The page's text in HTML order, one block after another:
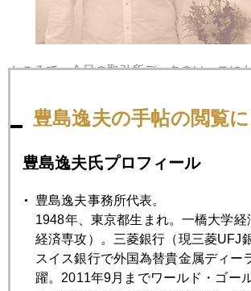
ところで、今日の取引所データのソースに
オーカーが電撃結婚した。（日本でも毎年
きているから、ご存じの読者も多かろう。
ー」であったアンドレア。元ＣＮＮキャス
急に思い立って２６時間後に入籍したとい
真は南アのゲーム・パーク（野生動物のパ
ッターで呟いたら、彼がこれまで独身とは
声多し。まぁ、来日すると六本木の遊び人
れからは、おとなしくなるんじゃない･･･
豊島逸夫の手帖の閲覧
豊島逸夫氏プロフィール
豊島逸夫事務所代表。
1948年、東京都生まれ。一橋大学
経済専攻）。三菱銀行（現三菱UFJ
スイス銀行で外国為替貴金属ディー
躍。2011年9月までワールド・ゴー